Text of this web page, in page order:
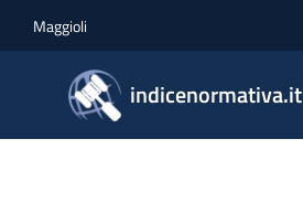
Maggioli
indicenormativa.it